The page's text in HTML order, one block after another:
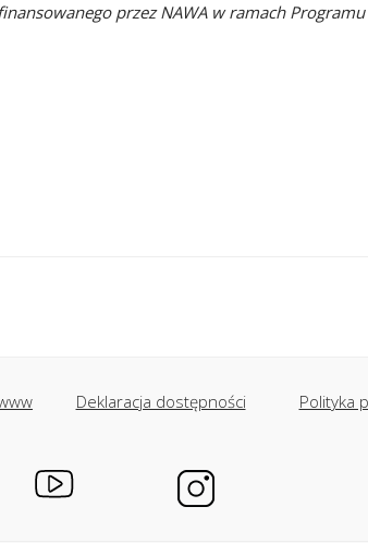
przez NAWA w ramach
Deklaracja dostępności Polityka